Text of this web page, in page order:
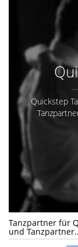
Quickstep
Tanzpartner für
und